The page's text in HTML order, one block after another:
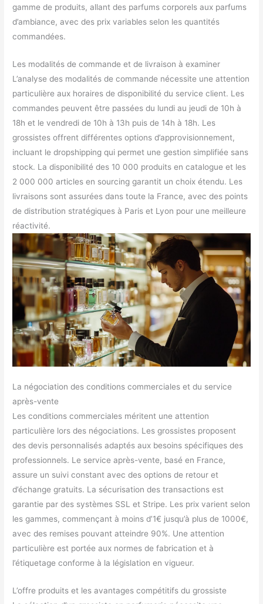
gamme de produits, allant des parfums corporels aux parfums
d’ambiance, avec des prix variables selon les quantités
commandées.
Les modalités de commande et de livraison à examiner
L’analyse des modalités de commande nécessite une attention
particulière aux horaires de disponibilité du service client. Les
commandes peuvent être passées du lundi au jeudi de 10h à
18h et le vendredi de 10h à 13h puis de 14h à 18h. Les
grossistes offrent différentes options d’approvisionnement,
incluant le dropshipping qui permet une gestion simplifiée sans
stock. La disponibilité des 10 000 produits en catalogue et les
2 000 000 articles en sourcing garantit un choix étendu. Les
livraisons sont assurées dans toute la France, avec des points
de distribution stratégiques à Paris et Lyon pour une meilleure
réactivité.
La négociation des conditions commerciales et du service
après-vente
Les conditions commerciales méritent une attention
particulière lors des négociations. Les grossistes proposent
des devis personnalisés adaptés aux besoins spécifiques des
professionnels. Le service après-vente, basé en France,
assure un suivi constant avec des options de retour et
d’échange gratuits. La sécurisation des transactions est
garantie par des systèmes SSL et Stripe. Les prix varient selon
les gammes, commençant à moins d’1€ jusqu’à plus de 1000€,
avec des remises pouvant atteindre 90%. Une attention
particulière est portée aux normes de fabrication et à
l’étiquetage conforme à la législation en vigueur.
L’offre produits et les avantages compétitifs du grossiste